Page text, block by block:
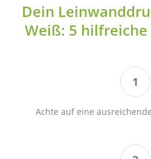
Dein
Weiß: 5
Achte auf eine ausreichende